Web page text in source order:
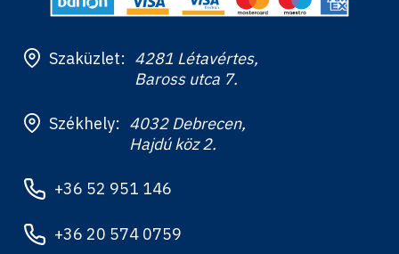
Szaküzlet: 4281 Létavértes,
Baross utca 7.
Székhely: 4032 Debrecen,
Hajdú köz 2.
+36 52 951 146
+36 20 574 0759